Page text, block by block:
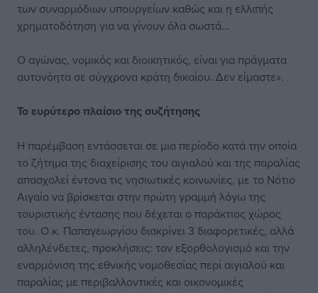
των συναρμόδιων υπουργείων καθώς και η ελλιπής
χρηματοδότηση για να γίνουν όλα σωστά…
Ο αγώνας, νομικός και διοικητικός, είναι για πράγματα
αυτονόητα σε σύγχρονα κράτη δικαίου. Δεν είμαστε».
Το ευρύτερο πλαίσιο της συζήτησης
Η παρέμβαση εντάσσεται σε μια περίοδο κατά την οποία
το ζήτημα της διαχείρισης του αιγιαλού και της παραλίας
απασχολεί έντονα τις νησιωτικές κοινωνίες, με το Νότιο
Αιγαίο να βρίσκεται στην πρώτη γραμμή λόγω της
τουριστικής έντασης που δέχεται ο παράκτιος χώρος
του. Ο κ. Παπαγεωργίου διακρίνει 3 διαφορετικές, αλλά
αλληλένδετες, προκλήσεις: τον εξορθολογισμό και την
εναρμόνιση της εθνικής νομοθεσίας περί αιγιαλού και
παραλίας με περιβαλλοντικές και οικονομικές